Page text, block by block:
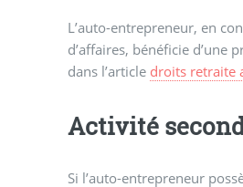
L’auto-entrepreneur, en
d’affaires, bénéficie d’une
dans l’article droits retraite
Activité
Si l’auto-entrepreneur